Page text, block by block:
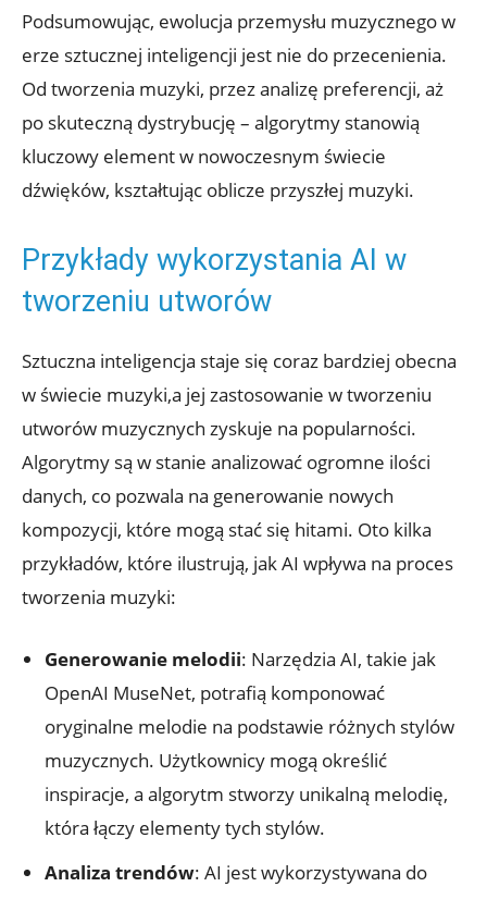
Podsumowując, ewolucja przemysłu muzycznego w
erze sztucznej inteligencji jest nie do przecenienia.
Od tworzenia muzyki, przez analizę preferencji, aż
po skuteczną dystrybucję – algorytmy stanowią
kluczowy element w nowoczesnym świecie
dźwięków, kształtując oblicze przyszłej muzyki.
Przykłady wykorzystania AI w
tworzeniu utworów
Sztuczna inteligencja staje się coraz bardziej obecna
w świecie muzyki,a jej zastosowanie w tworzeniu
utworów muzycznych zyskuje na popularności.
Algorytmy są w stanie analizować ogromne ilości
danych, co pozwala na generowanie nowych
kompozycji, które mogą stać się hitami. Oto kilka
przykładów, które ilustrują, jak AI wpływa na proces
tworzenia muzyki:
Generowanie melodii: Narzędzia AI, takie jak
OpenAI MuseNet, potrafią komponować
oryginalne melodie na podstawie różnych stylów
muzycznych. Użytkownicy mogą określić
inspiracje, a algorytm stworzy unikalną melodię,
która łączy elementy tych stylów.
Analiza trendów: AI jest wykorzystywana do